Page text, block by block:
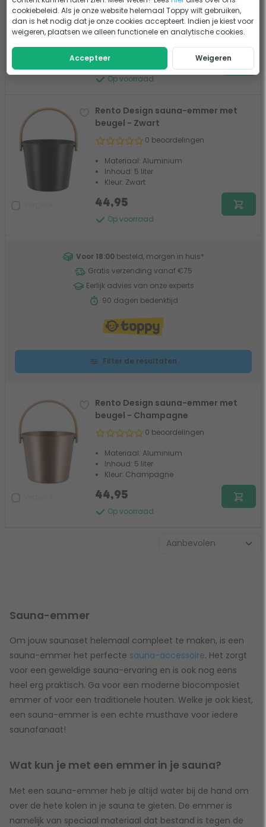
Materiaal: Aluminium
Inhoud: 5 liter
Op voorraad
44,95
Rento Design sauna-emmer met
beugel - Zwart
0 beoordelingen
Materiaal: Aluminium
Inhoud: 5 liter
Kleur: Zwart
Op voorraad
44,95
Voor 18:00 besteld, morgen in huis*
Gratis verzending vanaf €75
Eerlijk advies van onze experts
90 dagen bedenktijd
Filter de resultaten
Rento Design sauna-emmer met
beugel - Champagne
0 beoordelingen
Materiaal: Aluminium
Inhoud: 5 liter
Kleur: Champagne
Op voorraad
44,95
Sauna-emmer
Om jouw saunaset helemaal compleet te maken, is een
sauna-emmer het perfecte sauna-accessoire. Het zorgt
voor een geweldige sauna-ervaring en is ook nog eens
heel erg praktisch. Ga voor een moderne biocomposiet
emmer of voor een traditionele houten. Welke je ook kiest,
een sauna-emmer is een echte musthave voor iedere
saunafanaat!
Wat kun je met een emmer in je sauna?
Met een sauna-emmer heb je altijd water bij de hand om
over de hete kolen in je sauna te gieten. De emmer is
namelijk van speciaal materiaal dat bestand is tegen de
cookiebeleid. Als je onze website helemaal Toppy wilt gebruiken,
dan is het nodig dat je onze cookies accepteert. Indien je kiest voor
weigeren, plaatsen we alleen functionele en analytische cookies.
Accepteer Weigeren